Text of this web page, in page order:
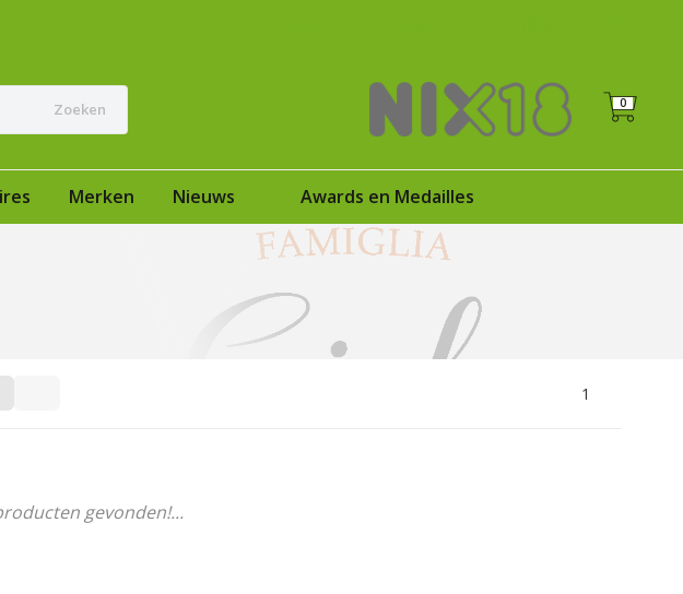
Zoeken 0
Merken Nieuws Awards en Medailles
1
gevonden!...